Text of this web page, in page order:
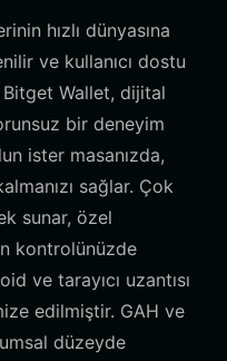
hızlı dünyasına
ve kullanıcı dostu
Bitget Wallet, dijital
bir deneyim
ister masanızda,
sağlar. Çok
sunar, özel
kontrolünüzde
ve tarayıcı uzantısı
edilmiştir. GAH ve
düzeyde